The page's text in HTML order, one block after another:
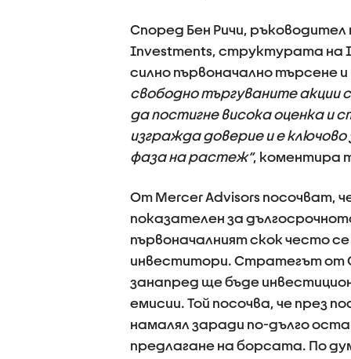
Според Бен Ричи, ръководител
Investments, структурата на
силно първоначално търсене и
свободно търгуваните акции
да постигне висока оценка и
изгражда доверие и е
фаза на растеж“, коментира
От Mercer Advisors посочват,
показателен за
първоначалният скок често
инвеститори. Стратегът от
занапред ще бъде
емисии. Той посочва, че през
намалял заради по-дълго
предлагане на борсата. По